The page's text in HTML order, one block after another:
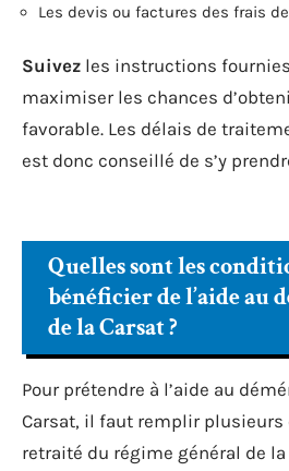
Les devis ou factures des frais
Suivez les instructions
maximiser les chances
favorable. Les délais de
est donc conseillé de s’y
Quelles sont les
bénéficier de l’aide au
de la Carsat ?
Pour prétendre à l’aide au
Carsat, il faut remplir plusieurs
retraité du régime général de